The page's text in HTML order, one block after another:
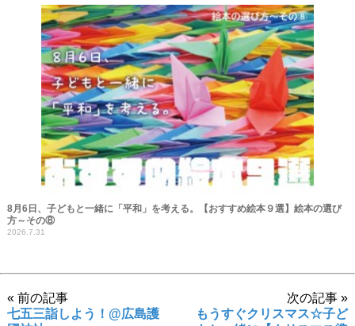
8月6日、子どもと一緒に「平和」を考える。【おすすめ絵本９選】絵本の選び
方～その⑧
2026.7.31
« 前の記事
七五三詣しよう！@広島護
次の記事 »
もうすぐクリスマス☆子ど